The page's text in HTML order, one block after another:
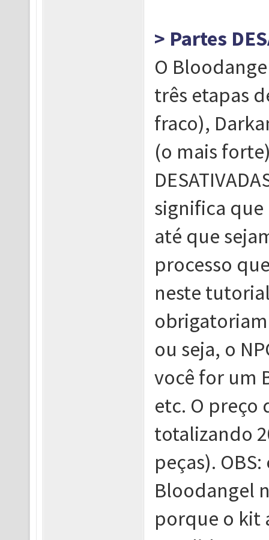
> Partes
O
três etapas
fraco),
(o mais
significa
até que
processo
neste
ou seja, o
você for um
etc. O preço
totalizando
peças).
Bloodangel
porque o kit